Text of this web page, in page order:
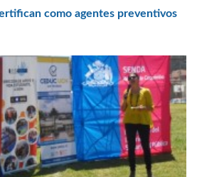
como agentes preventivos